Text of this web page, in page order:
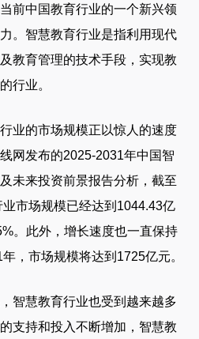
中国教育行业的一个新兴领
。智慧教育行业是指利用现代
教育管理的技术手段，实现教
行业。
的市场规模正以惊人的速度
网发布的2025-2031年中国智
未来投资前景报告分析，截至
市场规模已经达到1044.43亿
。此外，增长速度也一直保持
，市场规模将达到1725亿元。
慧教育行业也受到越来越多
支持和投入不断增加，智慧教